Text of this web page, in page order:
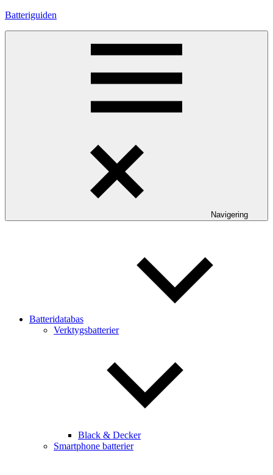
Hoppa
Batteriguiden
Navigering
Batteridatabas
Verktygsbatterier
Black & Decker
Smartphone batterier